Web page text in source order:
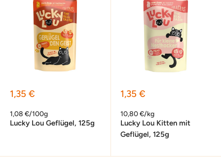
Sonderpreis
1,35 €
1,08 €/100g
Lucky Lou Geflügel, 125g
Sonderpreis
1,35 €
10,80 €/kg
Lucky Lou Kitten mit
Geflügel, 125g